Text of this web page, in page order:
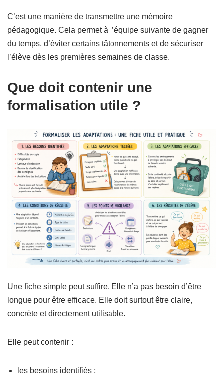
C’est une manière de transmettre une mémoire
pédagogique. Cela permet à l’équipe suivante de gagner
du temps, d’éviter certains tâtonnements et de sécuriser
l’élève dès les premières semaines de classe.
Que doit contenir une
formalisation utile ?
Une fiche simple peut suffire. Elle n’a pas besoin d’être
longue pour être efficace. Elle doit surtout être claire,
concrète et directement utilisable.
Elle peut contenir :
les besoins identifiés ;